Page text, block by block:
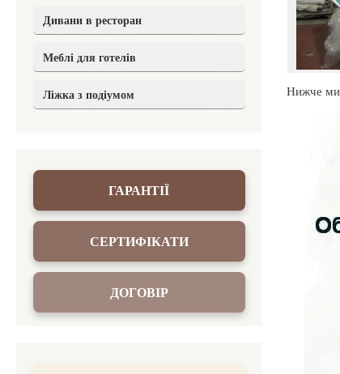
Нижче ми
Дивани в ресторан
Меблі для готелів
Ліжка з подіумом
ГАРАНТІЇ
СЕРТИФІКАТИ
ДОГОВІР